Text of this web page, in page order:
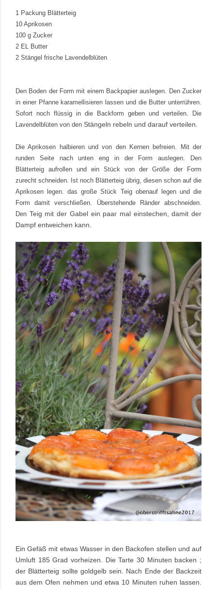
1 Packung Blätterteig
10 Aprikosen
100 g Zucker
2 EL Butter
2 Stängel frische Lavendelblüten
Den Boden der Form mit einem Backpapier auslegen. Den Zucker
in einer Pfanne karamellisieren lassen und die Butter unterrühren.
Sofort noch flüssig in die Backform geben und verteilen. Die
Lavendelblüten von den Stängeln rebeln und darauf verteilen.
Die Aprikosen halbieren und von den Kernen befreien. Mit der
runden Seite nach unten eng in der Form auslegen. Den
Blätterteig aufrollen und ein Stück von der Größe der Form
zurecht schneiden. Ist noch Blätterteig übrig, diesen schon auf die
Aprikosen legen. das große Stück Teig obenauf legen und die
Form damit verschließen. Überstehende Ränder abschneiden.
Den Teig mit der Gabel ein paar mal einstechen, damit der
Dampf entweichen kann.
Ein Gefäß mit etwas Wasser in den Backofen stellen und auf
Umluft 185 Grad vorheizen. Die Tarte 30 Minuten backen ;
der Blätterteig sollte goldgelb sein. Nach Ende der Backzeit
aus dem Ofen nehmen und etwa 10 Minuten ruhen lassen.